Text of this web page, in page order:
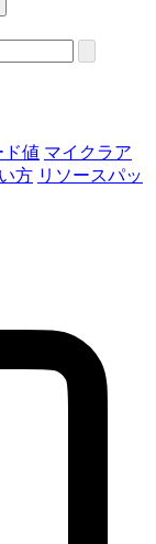
ド値 マイクラア
方 リソースパッ